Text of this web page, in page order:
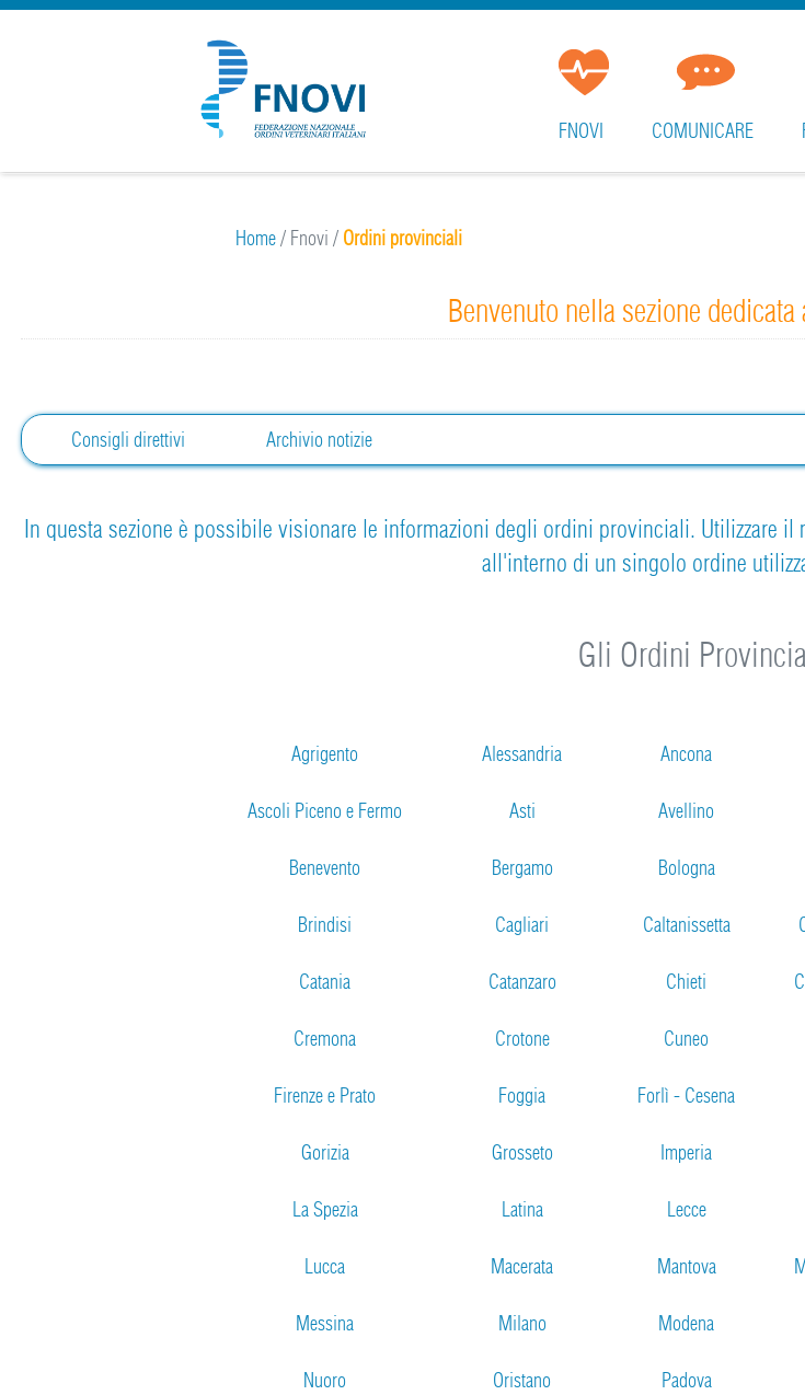
FNOVI COMUNICARE
Home/ Fnovi / Ordini provinciali
Benvenuto nella sezione
Consigli direttivi Archivio notizie
In questa sezione è possibile visionare le informazioni degli ordini provinciali. Utilizzare
all'interno di un singolo ordine
Gli Ordini
Agrigento Alessandria Ancona
Ascoli Piceno e Fermo Asti Avellino
Benevento Bergamo Bologna
Brindisi Cagliari Caltanissetta
Catania Catanzaro Chieti
Cremona Crotone Cuneo
Firenze e Prato Foggia Forlì - Cesena
Gorizia Grosseto Imperia
La Spezia Latina Lecce
Lucca Macerata Mantova
Messina Milano Modena
Nuoro Oristano Padova